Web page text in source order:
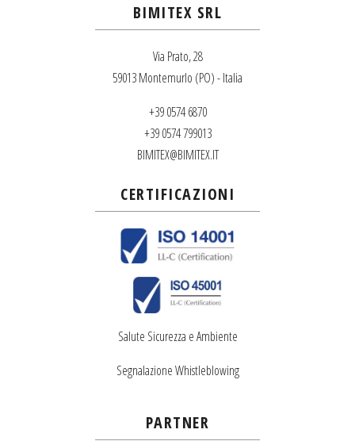
BIMITEX SRL
Via Prato, 28
59013 Montemurlo (PO) - Italia
+39 0574 6870
+39 0574 799013
BIMITEX@BIMITEX.IT
CERTIFICAZIONI
Salute Sicurezza e Ambiente
Segnalazione Whistleblowing
PARTNER